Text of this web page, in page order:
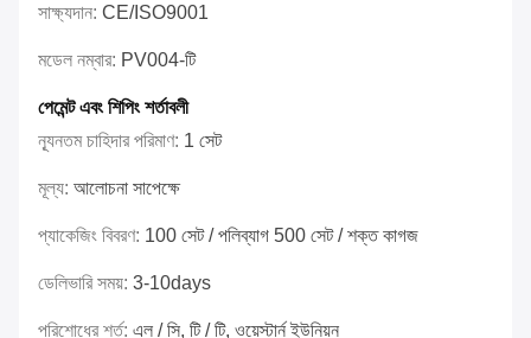
সাক্ষ্যদান: CE/ISO9001
মডেল নম্বার: PV004-টি
পেমেন্ট এবং শিপিং শর্তাবলী
ন্যূনতম চাহিদার পরিমাণ: 1 সেট
মূল্য: আলোচনা সাপেক্ষে
প্যাকেজিং বিবরণ: 100 সেট / পলিব্যাগ 500 সেট / শক্ত কাগজ
ডেলিভারি সময়: 3-10days
পরিশোধের শর্ত: এল / সি, টি / টি, ওয়েস্টার্ন ইউনিয়ন